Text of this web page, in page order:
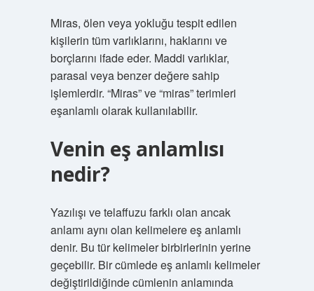
Miras, ölen veya yokluğu tespit edilen
kişilerin tüm varlıklarını, haklarını ve
borçlarını ifade eder. Maddi varlıklar,
parasal veya benzer değere sahip
işlemlerdir. “Miras” ve “miras” terimleri
eşanlamlı olarak kullanılabilir.
Venin eş anlamlısı
nedir?
Yazılışı ve telaffuzu farklı olan ancak
anlamı aynı olan kelimelere eş anlamlı
denir. Bu tür kelimeler birbirlerinin yerine
geçebilir. Bir cümlede eş anlamlı kelimeler
değiştirildiğinde cümlenin anlamında